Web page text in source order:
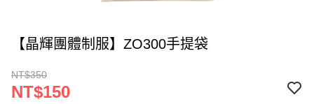
【晶輝團體制服】ZO300手提袋
NT$350
NT$150